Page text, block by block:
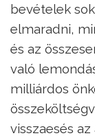
bevételek
elmaradni,
és az
való
milliárdos
visszaesés